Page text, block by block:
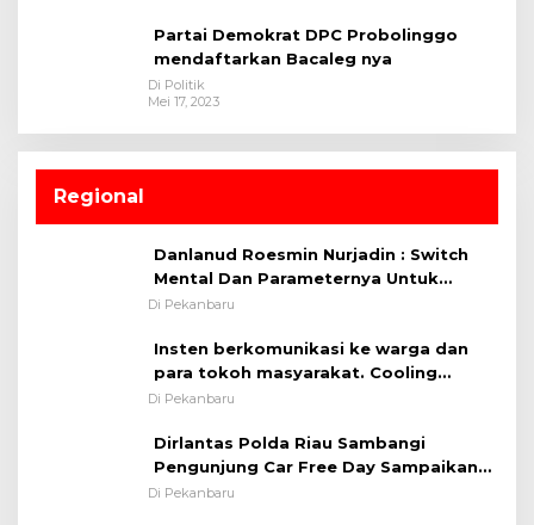
Partai Demokrat DPC Probolinggo
mendaftarkan Bacaleg nya
Di Politik
Mei 17, 2023
Regional
Danlanud Roesmin Nurjadin : Switch
Mental Dan Parameternya Untuk
Melaksanakan ✈
Di Pekanbaru
Insten berkomunikasi ke warga dan
para tokoh masyarakat. Cooling
System OMP LK ²024 Polsek Rumbai,
Pentingnya Memelihara dan Menjaga
Situasi Kondusif
Di Pekanbaru
Dirlantas Polda Riau Sambangi
Pengunjung Car Free Day Sampaikan
Pesan Edukasi Kamtibmas &
Di Pekanbaru